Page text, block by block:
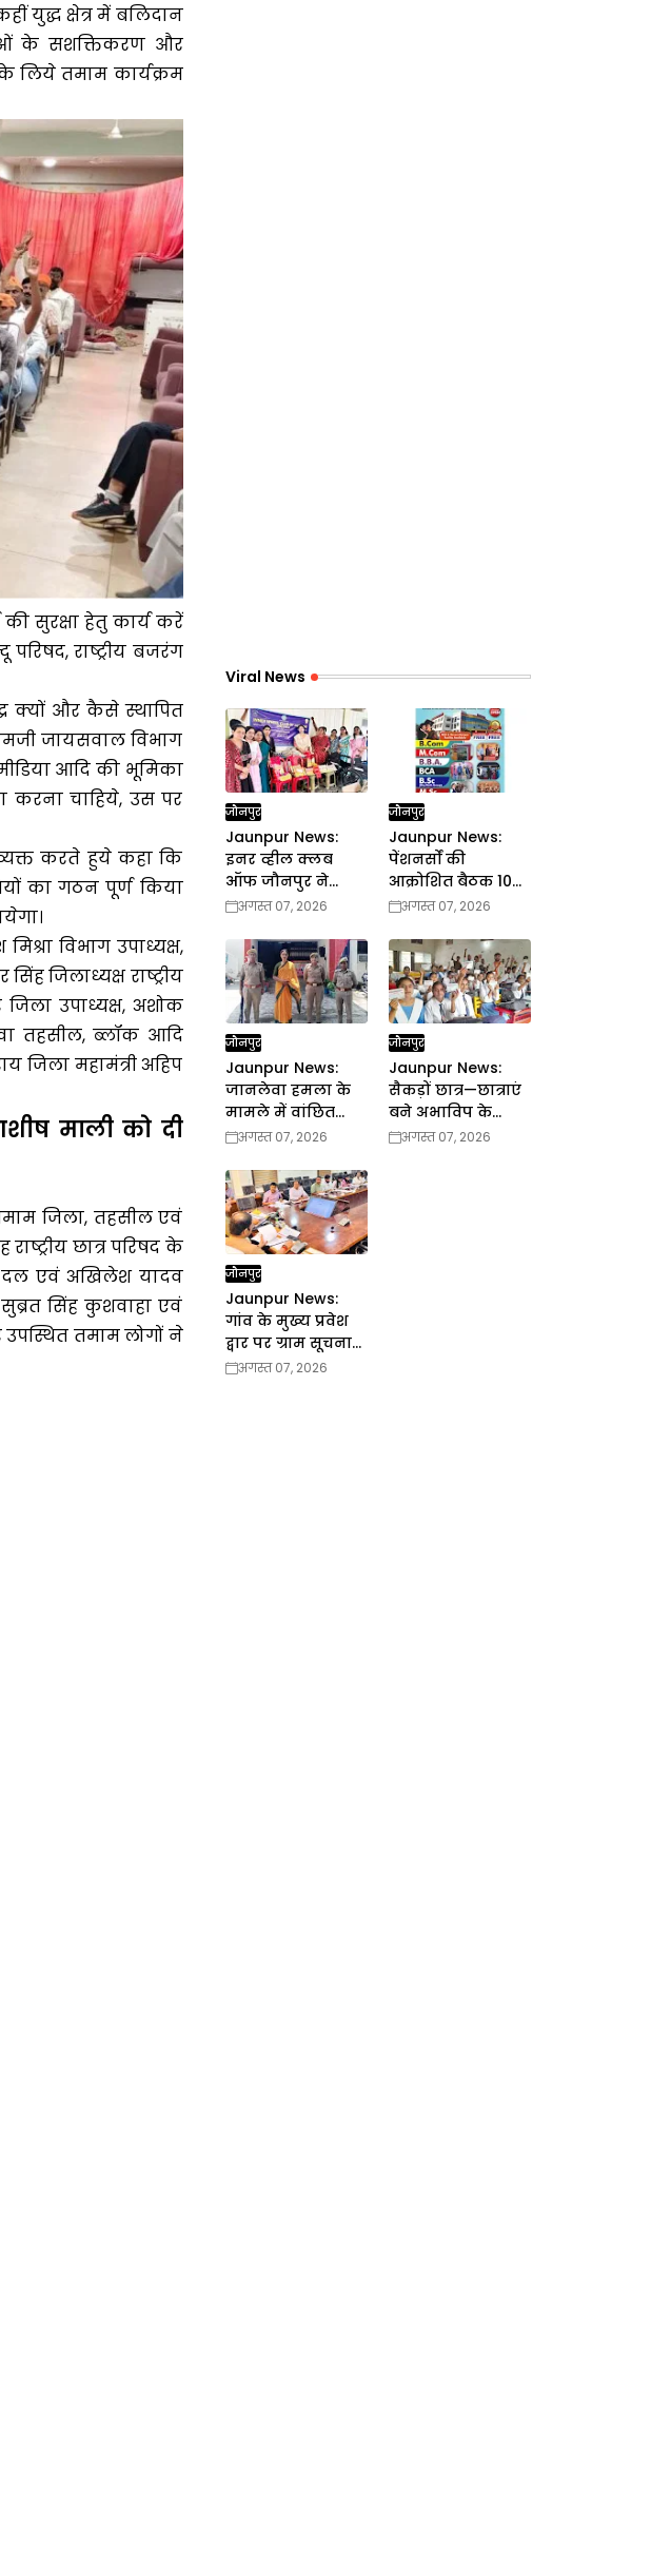
युद्ध क्षेत्र में बलिदान
के सशक्तिकरण और
लिये तमाम कार्यक्रम
सुरक्षा हेतु कार्य करें
राष्ट्रीय बजरंग
क्यों और कैसे स्थापित
जायसवाल विभाग
आदि की भूमिका
करना चाहिये, उस पर
व्यक्त करते हुये कहा कि
का गठन पूर्ण किया
विभाग उपाध्यक्ष,
जिलाध्यक्ष राष्ट्रीय
जिला उपाध्यक्ष, अशोक
तहसील, ब्लॉक आदि
जिला महामंत्री अहिप
माली को दी
जिला, तहसील एवं
छात्र परिषद के
दल एवं अखिलेश यादव
सिंह कुशवाहा एवं
उपस्थित तमाम लोगों ने
Viral News
जौनपुर
Jaunpur News:
इनर व्हील क्लब
ऑफ जौनपुर ने
दिव्यांग बच्चों के बीच
अगस्त 07, 2026
जौनपुर
Jaunpur News:
पेंशनर्सों की
आक्रोशित बैठक 10
अगस्त को
अगस्त 07, 2026
जौनपुर
Jaunpur News:
जानलेवा हमला के
मामले में वांछित
किन्नर गिरफ्तार
अगस्त 07, 2026
जौनपुर
Jaunpur News:
सैकड़ों छात्र—छात्राएं
बने अभाविप के
सदस्य
अगस्त 07, 2026
जौनपुर
Jaunpur News:
गांव के मुख्य प्रवेश
द्वार पर ग्राम सूचना
संकलित बोर्ड लगाया
अगस्त 07, 2026